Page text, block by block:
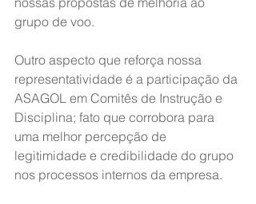
grupo de voo.
Outro aspecto que reforça nossa
representatividade é a participação da
ASAGOL em Comitês de Instrução e
Disciplina; fato que corrobora para
uma melhor percepção de
legitimidade e credibilidade do grupo
nos processos internos da empresa.